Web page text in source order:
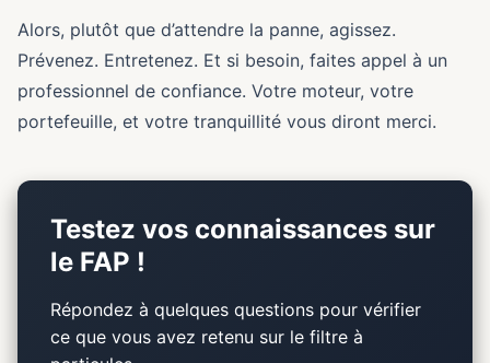
Alors, plutôt que d’attendre la panne, agissez.
Prévenez. Entretenez. Et si besoin, faites appel à un
professionnel de confiance. Votre moteur, votre
portefeuille, et votre tranquillité vous diront merci.
Testez vos connaissances sur
le FAP !
Répondez à quelques questions pour vérifier
ce que vous avez retenu sur le filtre à